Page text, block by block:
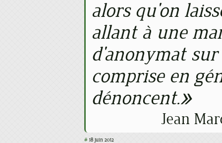
alors qu'on
allant à une
d'anonymat
comprise en
dénoncent.
Jean
# 18 juin 2012